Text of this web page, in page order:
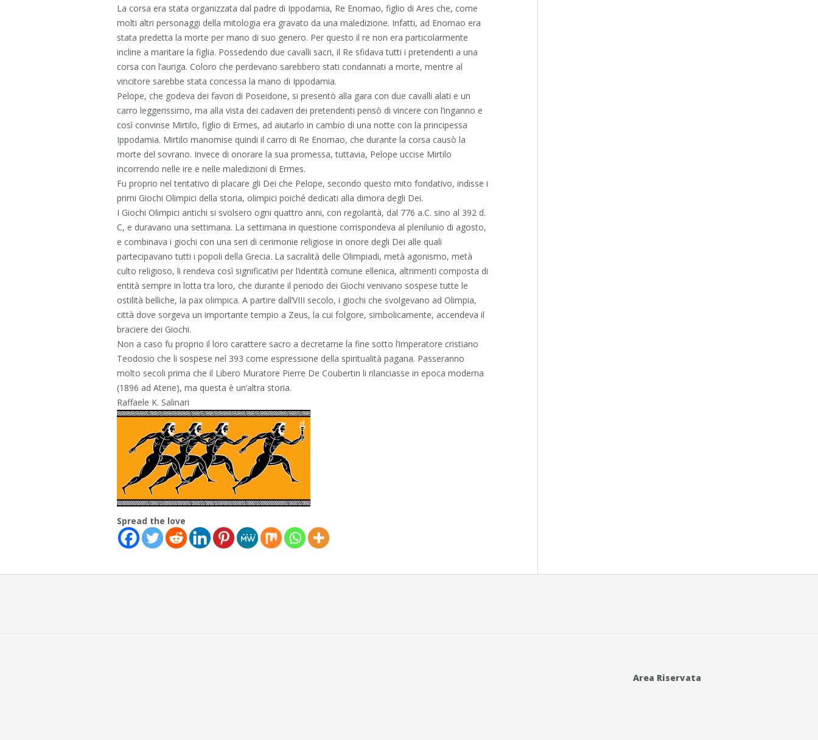
La corsa era stata organizzata dal padre di Ippodamia, Re Enomao, figlio di Ares che, come
molti altri personaggi della mitologia era gravato da una maledizione. Infatti, ad Enomao era
stata predetta la morte per mano di suo genero. Per questo il re non era particolarmente
incline a maritare la figlia. Possedendo due cavalli sacri, il Re sfidava tutti i pretendenti a una
corsa con l’auriga. Coloro che perdevano sarebbero stati condannati a morte, mentre al
vincitore sarebbe stata concessa la mano di Ippodamia.
Pelope, che godeva dei favori di Poseidone, si presentò alla gara con due cavalli alati e un
carro leggerissimo, ma alla vista dei cadaveri dei pretendenti pensò di vincere con l’inganno e
così convinse Mirtilo, figlio di Ermes, ad aiutarlo in cambio di una notte con la principessa
Ippodamia. Mirtilo manomise quindi il carro di Re Enomao, che durante la corsa causò la
morte del sovrano. Invece di onorare la sua promessa, tuttavia, Pelope uccise Mirtilo
incorrendo nelle ire e nelle maledizioni di Ermes.
Fu proprio nel tentativo di placare gli Dei che Pelope, secondo questo mito fondativo, indisse i
primi Giochi Olimpici della storia, olimpici poiché dedicati alla dimora degli Dei.
I Giochi Olimpici antichi si svolsero ogni quattro anni, con regolarità, dal 776 a.C. sino al 392 d.
C, e duravano una settimana. La settimana in questione corrispondeva al plenilunio di agosto,
e combinava i giochi con una seri di cerimonie religiose in onore degli Dei alle quali
partecipavano tutti i popoli della Grecia. La sacralità delle Olimpiadi, metà agonismo, metà
culto religioso, li rendeva così significativi per l’identità comune ellenica, altrimenti composta di
entità sempre in lotta tra loro, che durante il periodo dei Giochi venivano sospese tutte le
ostilità belliche, la pax olimpica. A partire dall’VIII secolo, i giochi che svolgevano ad Olimpia,
città dove sorgeva un importante tempio a Zeus, la cui folgore, simbolicamente, accendeva il
braciere dei Giochi.
Non a caso fu proprio il loro carattere sacro a decretarne la fine sotto l’imperatore cristiano
Teodosio che li sospese nel 393 come espressione della spiritualità pagana. Passeranno
molto secoli prima che il Libero Muratore Pierre De Coubertin li rilanciasse in epoca moderna
(1896 ad Atene), ma questa è un’altra storia.
Raffaele K. Salinari
Spread the love
Area Riservata